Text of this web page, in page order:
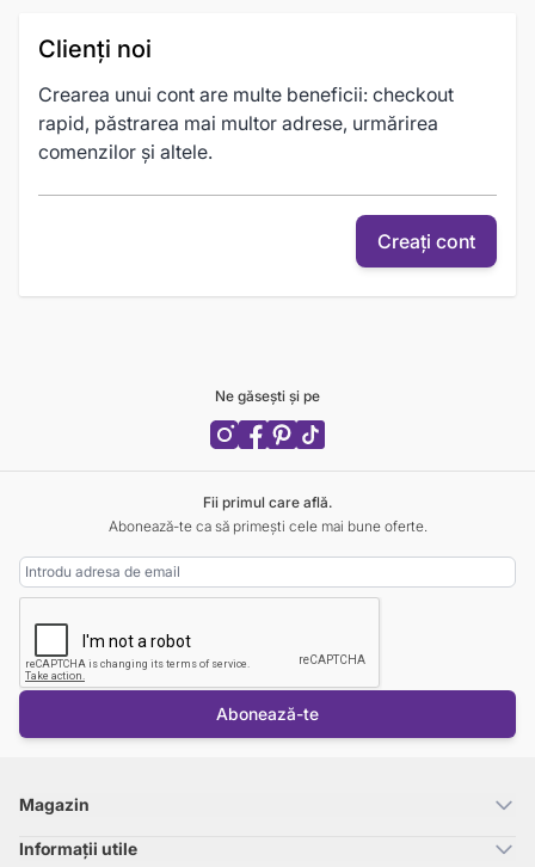
Clienți noi
Crearea unui cont are multe beneficii: checkout
rapid, păstrarea mai multor adrese, urmărirea
comenzilor și altele.
Creați cont
Ne găsești și pe
Fii primul care află.
Abonează-te ca să primești cele mai bune oferte.
Adresa Email
Abonează-te
Magazin
Informații utile